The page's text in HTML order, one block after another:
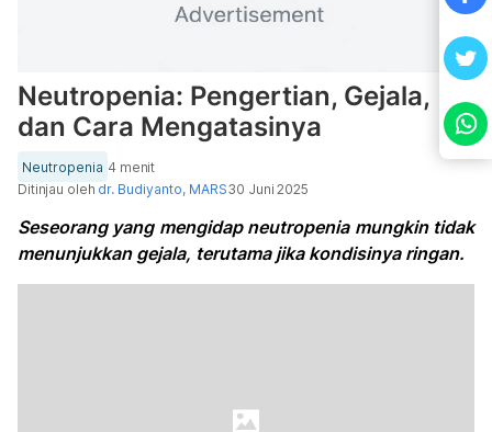
Neutropenia: Pengertian, Gejala,
dan Cara Mengatasinya
Neutropenia 4 menit
Ditinjau oleh dr. Budiyanto, MARS30 Juni 2025
Seseorang yang mengidap neutropenia mungkin tidak
menunjukkan gejala, terutama jika kondisinya ringan.